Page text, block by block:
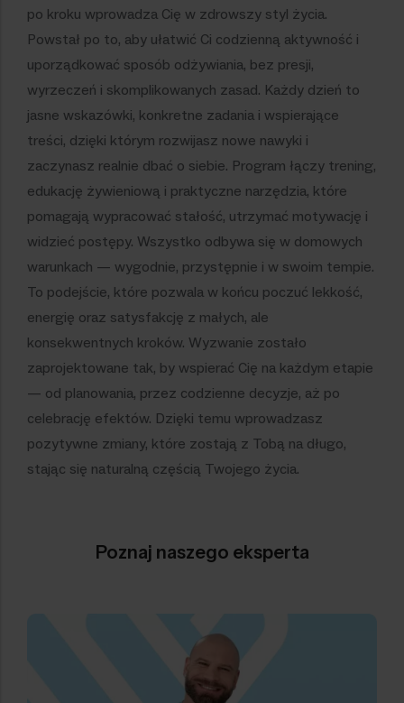
po kroku wprowadza Cię w zdrowszy styl życia.
Powstał po to, aby ułatwić Ci codzienną aktywność i
uporządkować sposób odżywiania, bez presji,
wyrzeczeń i skomplikowanych zasad. Każdy dzień to
jasne wskazówki, konkretne zadania i wspierające
treści, dzięki którym rozwijasz nowe nawyki i
zaczynasz realnie dbać o siebie. Program łączy trening,
edukację żywieniową i praktyczne narzędzia, które
pomagają wypracować stałość, utrzymać motywację i
widzieć postępy. Wszystko odbywa się w domowych
warunkach — wygodnie, przystępnie i w swoim tempie.
To podejście, które pozwala w końcu poczuć lekkość,
energię oraz satysfakcję z małych, ale
konsekwentnych kroków. Wyzwanie zostało
zaprojektowane tak, by wspierać Cię na każdym etapie
— od planowania, przez codzienne decyzje, aż po
celebrację efektów. Dzięki temu wprowadzasz
pozytywne zmiany, które zostają z Tobą na długo,
stając się naturalną częścią Twojego życia.
Poznaj naszego eksperta